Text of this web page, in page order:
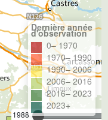
1988
Dernière année
d'observation
0– 1970
1970– 1990
1990– 2006
2006– 2016
2016– 2023
2023+